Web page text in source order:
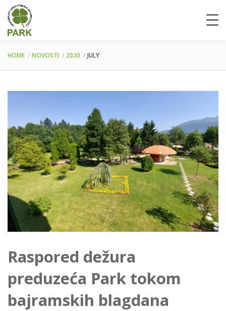
HOME NOVOSTI 2020 JULY
Raspored dežura
preduzeća Park tokom
bajramskih blagdana